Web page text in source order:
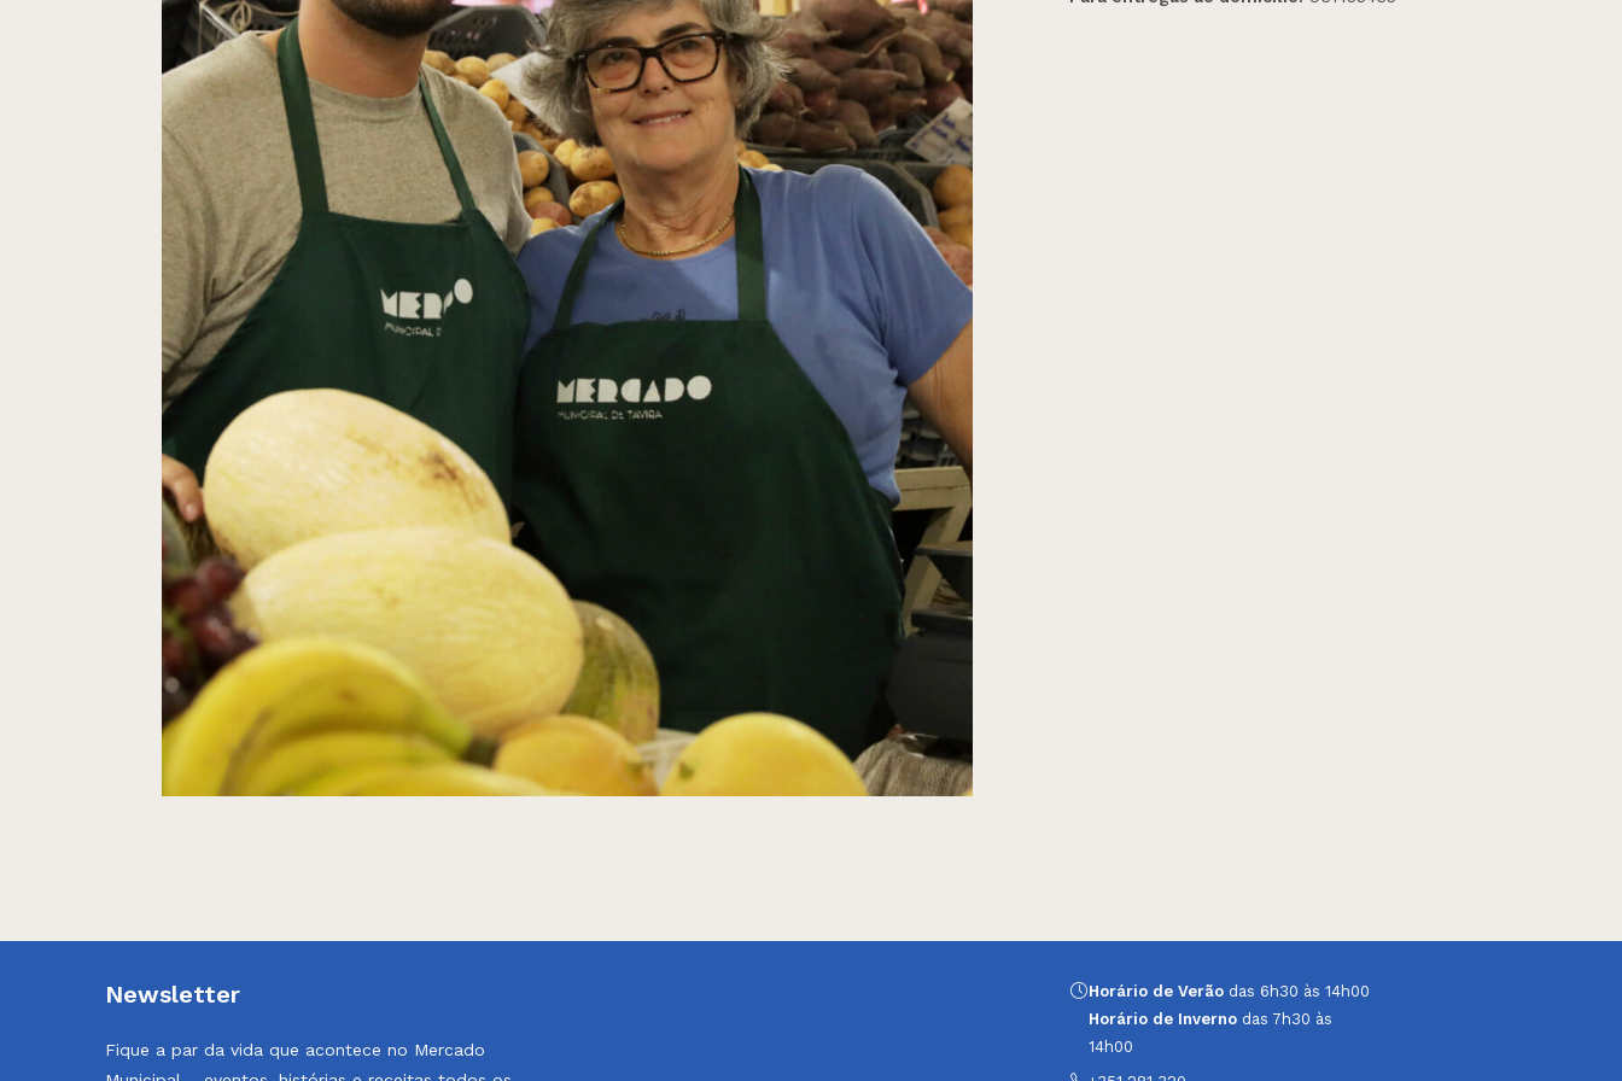
Newsletter
Fique a par da vida que acontece no Mercado
Horário de Verãodas 6h30 às 14h00
Horário de Invernodas 7h30 às
14h00